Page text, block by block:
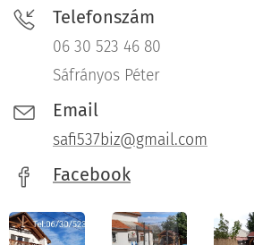
Telefonszám
06 30 523 46 80
Sáfrányos Péter
Email
safi537biz@gmail.com
Facebook